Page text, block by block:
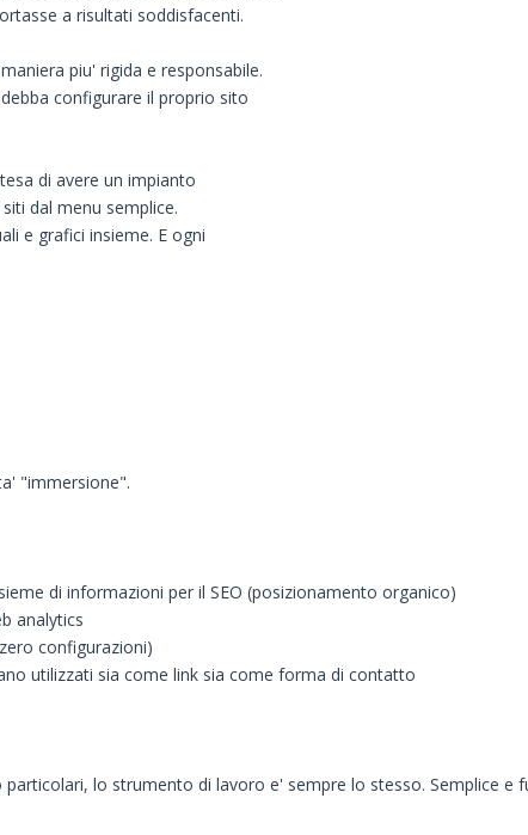
a risultati soddisfacenti.
piu' rigida e responsabile.
configurare il proprio sito
di avere un impianto
dal menu semplice.
e grafici insieme. E ogni
"immersione".
di informazioni per il SEO (posizionamento organico)
analytics
configurazioni)
utilizzati sia come link sia come forma di contatto
lo strumento di lavoro e' sempre lo stesso. Semplice e